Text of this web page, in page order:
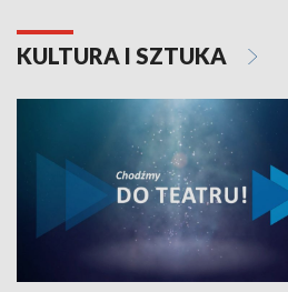
KULTURA I SZTUKA